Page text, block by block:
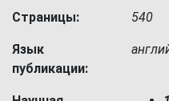
Страницы: 540
Язык
публикации: